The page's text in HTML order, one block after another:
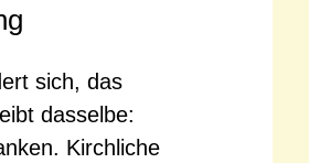
sich, das
dasselbe:
Kirchliche